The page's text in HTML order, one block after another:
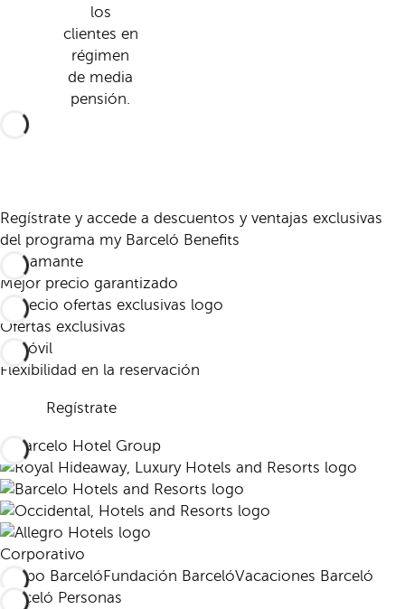
los
clientes en
régimen
de media
pensión.
Regístrate y accede a descuentos y ventajas exclusivas
del programa my Barceló Benefits
Mejor precio garantizado
Ofertas exclusivas
Flexibilidad en la reservación
Regístrate
Corporativo
Grupo BarcelóFundación BarcelóVacaciones Barceló
Barceló Personas